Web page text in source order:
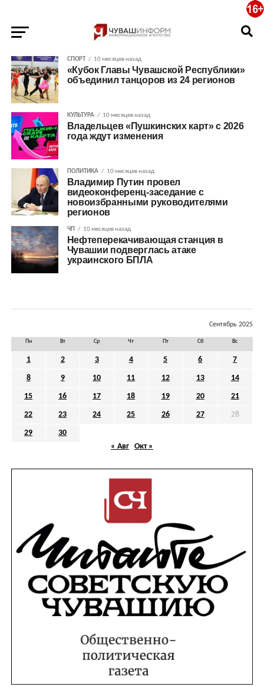
СПОРТ 10 месяцев назад
«Кубок Главы Чувашской Республики»
объединил танцоров из 24 регионов
КУЛЬТУРА 10 месяцев назад
Владельцев «Пушкинских карт» с 2026
года ждут изменения
ПОЛИТИКА 10 месяцев назад
Владимир Путин провел
видеоконференц-заседание с
новоизбранными руководителями
регионов
ЧП 10 месяцев назад
Нефтеперекачивающая станция в
Чувашии подверглась атаке
украинского БПЛА
Сентябрь 2025
Пн Вт Ср Чт Пт Сб Вс
1 2 3 4 5 6 7
8 9 10 11 12 13 14
15 16 17 18 19 20 21
22 23 24 25 26 27 28
29
30
« Авг
Окт »